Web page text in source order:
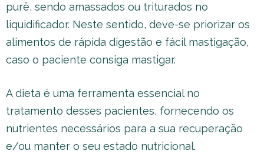
purê, sendo amassados ou triturados no
liquidificador. Neste sentido, deve-se priorizar os
alimentos de rápida digestão e fácil mastigação,
caso o paciente consiga mastigar.
A dieta é uma ferramenta essencial no
tratamento desses pacientes, fornecendo os
nutrientes necessários para a sua recuperação
e/ou manter o seu estado nutricional.